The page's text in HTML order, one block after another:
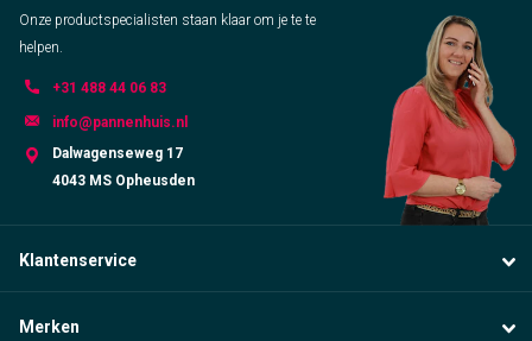
Onze productspecialisten staan klaar om je te te
helpen.
+31 488 44 06 83
info@pannenhuis.nl
Dalwagenseweg 17
4043 MS Opheusden
Klantenservice
Merken